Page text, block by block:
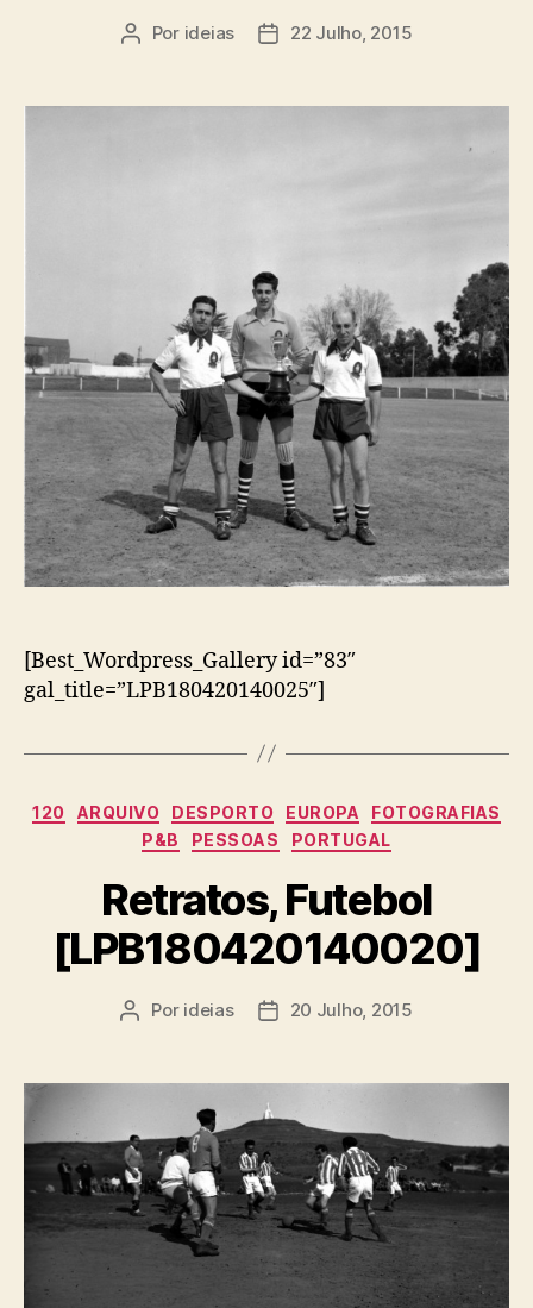
Autor
Por ideias
Data22 Julho, 2015
[Best_Wordpress_Gallery id=”83″
gal_title=”LPB180420140025″]
Categorias
120 ARQUIVO DESPORTO EUROPA
FOTOGRAFIAS
P&B
PESSOAS PORTUGAL
Retratos, Futebol
[LPB180420140020]
Autor
Por ideias
Data20 Julho, 2015